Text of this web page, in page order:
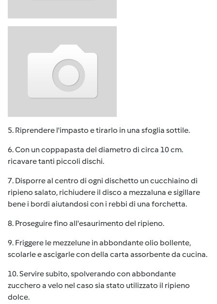
5. Riprendere l'impasto e tirarlo in una sfoglia sottile.
6. Con un coppapasta del diametro di circa 10 cm.
ricavare tanti piccoli dischi.
7. Disporre al centro di ogni dischetto un cucchiaino di
ripieno salato, richiudere il disco a mezzaluna e sigillare
bene i bordi aiutandosi con i rebbi di una forchetta.
8. Proseguire fino all'esaurimento del ripieno.
9. Friggere le mezzelune in abbondante olio bollente,
scolarle e ascigarle con della carta assorbente da cucina.
10. Servire subito, spolverando con abbondante
zucchero a velo nel caso sia stato utilizzato il ripieno
dolce.